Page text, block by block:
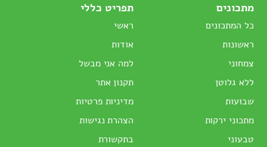
מתכונים
כל המתכונים
ראשונות
צמחוני
ללא גלוטן
שבועות
מתכוני ירקות
טבעוני
תפריט כללי
ראשי
אודות
למה אני מבשל
תקנון אתר
מדיניות פרטיות
הצהרת נגישות
בתקשורת